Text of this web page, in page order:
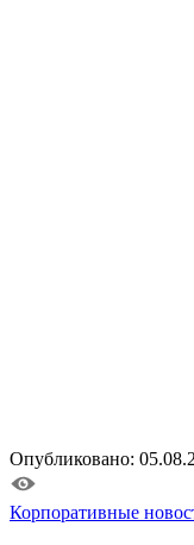
Опубликовано:
Корпоративные